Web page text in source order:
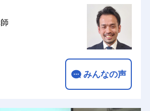
みんなの声